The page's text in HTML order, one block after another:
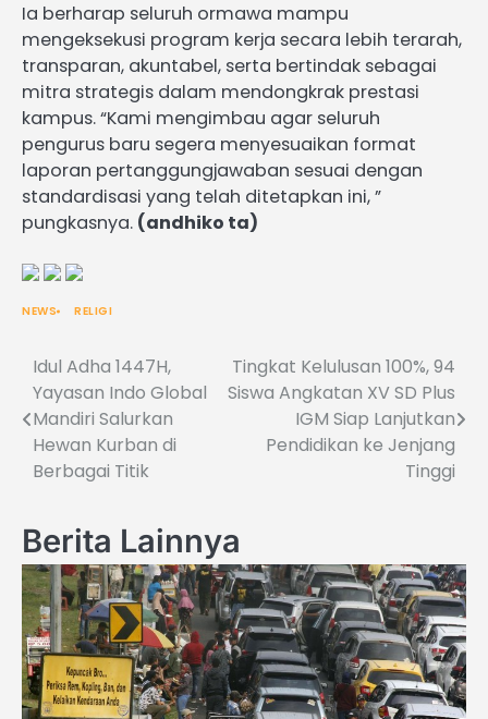
Ia berharap seluruh ormawa mampu
mengeksekusi program kerja secara lebih terarah,
transparan, akuntabel, serta bertindak sebagai
mitra strategis dalam mendongkrak prestasi
kampus. “Kami mengimbau agar seluruh
pengurus baru segera menyesuaikan format
laporan pertanggungjawaban sesuai dengan
standardisasi yang telah ditetapkan ini, ”
pungkasnya. (andhiko ta)
NEWS RELIGI
Post
navigation
Idul Adha 1447H,
Yayasan Indo Global
Mandiri Salurkan
Hewan Kurban di
Berbagai Titik
Tingkat Kelulusan 100%, 94
Siswa Angkatan XV SD Plus
IGM Siap Lanjutkan
Pendidikan ke Jenjang
Tinggi
Berita Lainnya